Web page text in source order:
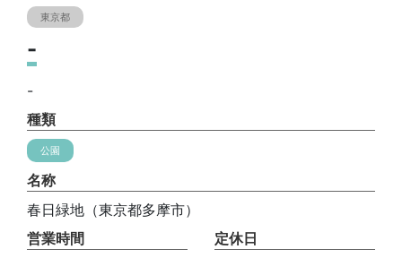
東京都
-
-
種類
公園
名称
春日緑地（東京都多摩市）
営業時間
定休日